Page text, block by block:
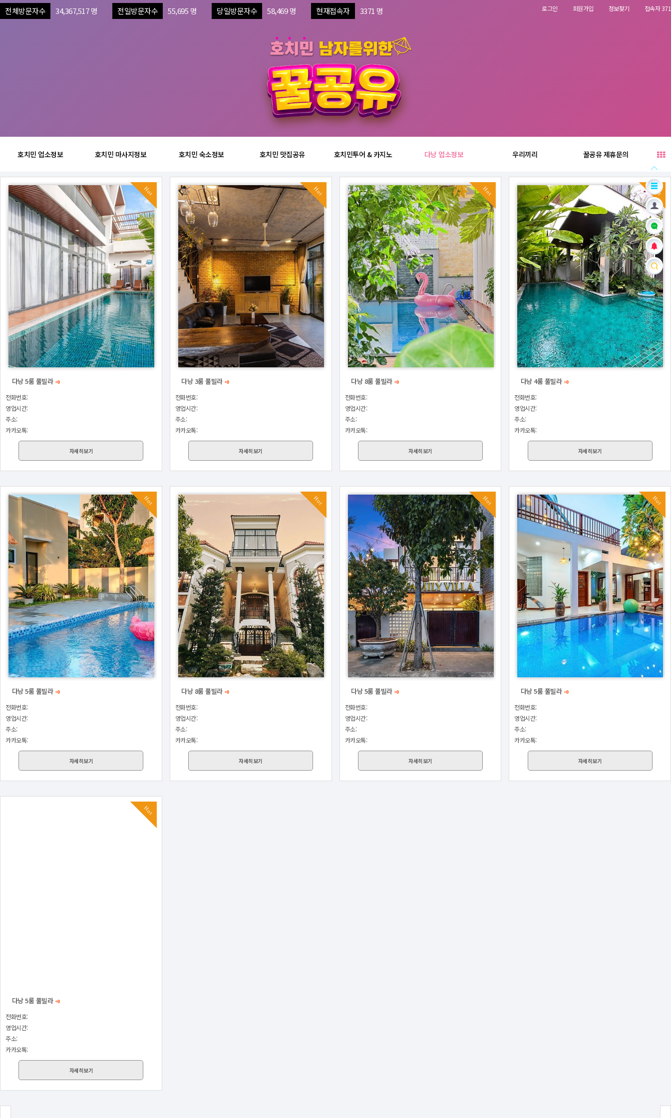
전체방문자수 34,367,517 명 전일방문자수 55,695 명 당일방문자수 58,469 명 현재접속자 3371 명 로그인 회원가입 정보찾기 접속자 371
호치민 업소정보 호치민 마사지정보 호치민 숙소정보 호치민 맛집공유 호치민투어 & 카지노 다낭 업소정보 우리끼리 꿀공유 제휴문의
Hot
다낭 5룸 풀빌라 +0
전화번호:
영업시간:
주소:
카카오톡:
자세히보기
Hot
다낭 3룸 풀빌라+0
전화번호:
영업시간:
주소:
카카오톡:
자세히보기
Hot
다낭 8룸 풀빌라 +0
전화번호:
영업시간:
주소:
카카오톡:
자세히보기
Hot
다낭 4룸 풀빌라 +0
전화번호:
영업시간:
주소:
카카오톡:
자세히보기
Hot
다낭 5룸 풀빌라 +0
전화번호:
영업시간:
주소:
카카오톡:
자세히보기
Hot
다낭 8룸 풀빌라+0
전화번호:
영업시간:
주소:
카카오톡:
자세히보기
Hot
다낭 5룸 풀빌라 +0
전화번호:
영업시간:
주소:
카카오톡:
자세히보기
Hot
다낭 5룸 풀빌라 +0
전화번호:
영업시간:
주소:
카카오톡:
자세히보기
Hot
다낭 5룸 풀빌라 +0
전화번호:
영업시간:
주소:
카카오톡:
자세히보기